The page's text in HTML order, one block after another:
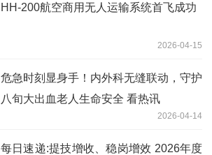
HH-200航空商用无人运输系统首飞成功
2026-04-15
危急时刻显身手！内外科无缝联动，守护
八旬大出血老人生命安全 看热讯
2026-04-14
每日速递:提技增收、稳岗增效 2026年度